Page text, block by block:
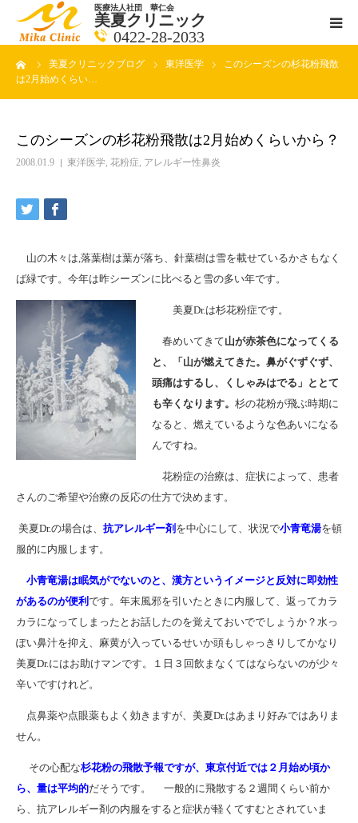
医療法人社団 華仁会
美夏クリニック
0422-28-2033
美夏クリニックブログ 東洋医学
このシーズンの杉花粉飛散
は2月始めくらい…
このシーズンの杉花粉飛散は2月始めくらいから？
2008.01.9 東洋医学, 花粉症, アレルギー性鼻炎
山の木々は,落葉樹は葉が落ち、針葉樹は雪を載せているかさもなく
ば緑です。今年は昨シーズンに比べると雪の多い年です。
美夏Dr.は杉花粉症です。
春めいてきて山が赤茶色になってくる
と、「山が燃えてきた。鼻がぐずぐず、
頭痛はするし、くしゃみはでる」ととて
も辛くなります。 杉の花粉が飛ぶ時期に
なると、燃えているような色あいになる
んですね。
花粉症の治療は、症状によって、患者
さんのご希望や治療の反応の仕方で決めます。
美夏Dr.の場合は、 抗アレルギー剤 を中心にして、状況で小青竜湯を頓
服的に内服します。
小青竜湯は眠気がでないのと、漢方というイメージと反対に即効性
があるのが便利 です。年末風邪を引いたときに内服して、返ってカラ
カラになってしまったとお話したのを覚えておいででしょうか？水っ
ぽい鼻汁を抑え、麻黄が入っているせいか頭もしゃっきりしてかなり
美夏Dr.にはお助けマンです。１日３回飲まなくてはならないのが少々
辛いですけれど。
点鼻薬や点眼薬もよく効きますが、美夏Dr.はあまり好みではありま
せん。
その心配な杉花粉の飛散予報ですが、東京付近では２月始め頃か
ら、量は平均的だそうです。 一般的に飛散する２週間くらい前か
ら、抗アレルギー剤の内服をすると症状が軽くてすむとされていま
医師紹介
クリニックの紹介
アクセス
メールで相談
料金一覧 new